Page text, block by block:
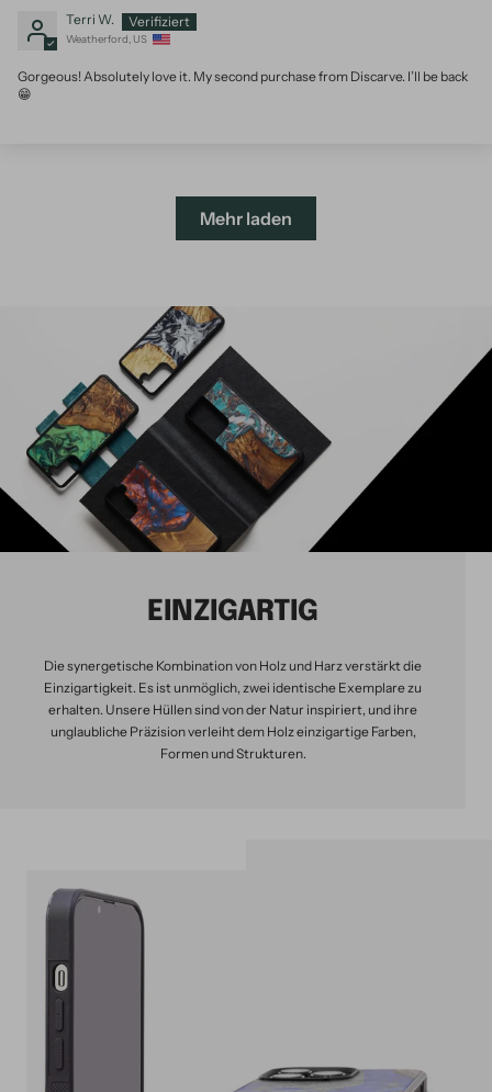
Terri W.
Weatherford, US
Gorgeous! Absolutely love it. My second purchase from Discarve. I’ll be back
😁
Mehr laden
EINZIGARTIG
Die synergetische Kombination von Holz und Harz verstärkt die
Einzigartigkeit. Es ist unmöglich, zwei identische Exemplare zu
erhalten. Unsere Hüllen sind von der Natur inspiriert, und ihre
unglaubliche Präzision verleiht dem Holz einzigartige Farben,
Formen und Strukturen.